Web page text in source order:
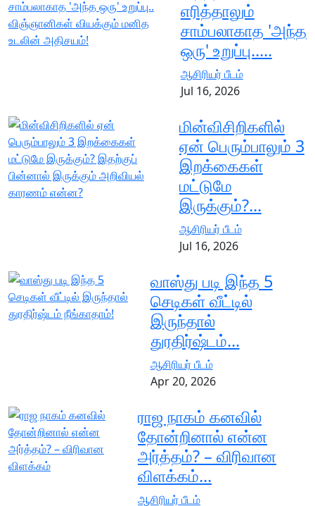
எரித்தாலும்
சாம்பலாகாத 'அந்த
ஒரு' உறுப்பு.....
ஆசிரியர் பீடம்
Jul 16, 2026
மின்விசிறிகளில்
ஏன் பெரும்பாலும் 3
இறக்கைகள்
மட்டுமே
இருக்கும்?...
ஆசிரியர் பீடம்
Jul 16, 2026
வாஸ்து படி இந்த 5
செடிகள் வீட்டில்
இருந்தால்
துரதிர்ஷ்டம்...
ஆசிரியர் பீடம்
Apr 20, 2026
ராஜ நாகம் கனவில்
தோன்றினால் என்ன
அர்த்தம்? – விரிவான
விளக்கம்...
ஆசிரியர் பீடம்